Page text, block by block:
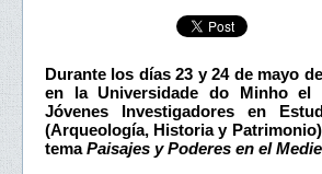
Durante los días 23 y 24 de mayo
en la Universidade do Minho el
Jóvenes Investigadores en
(Arqueología, Historia y
temaPaisajes y Poderes en el